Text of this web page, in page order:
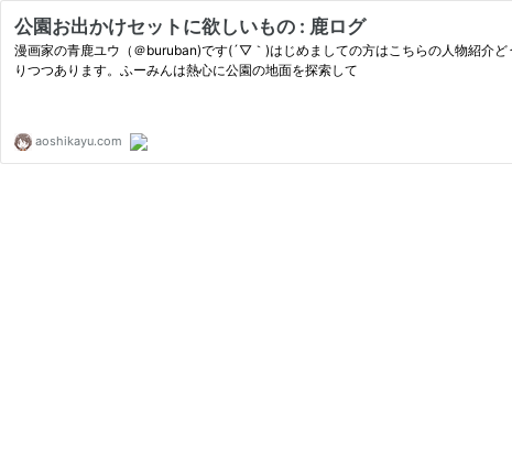
公園お出かけセットに欲しいもの : 鹿ログ
漫画家の青鹿ユウ（＠buruban)です(´▽｀)はじめましての方はこちらの人物紹介
りつつあります。ふーみんは熱心に公園の地面を探索して
aoshikayu.com